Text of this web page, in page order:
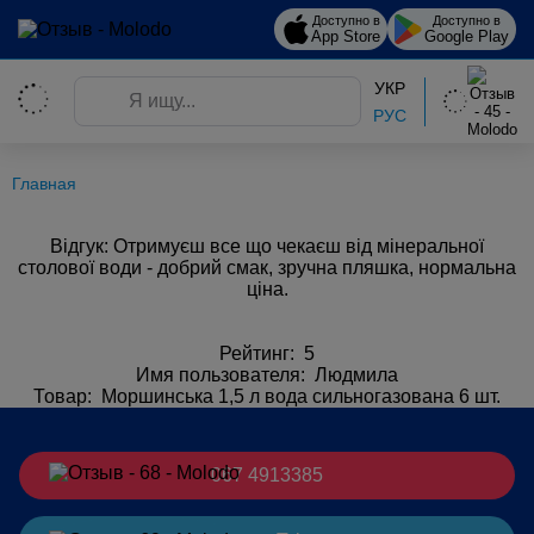
Доступно в
App Store
Доступно в
Google Play
УКР
РУС
Главная
Відгук: Отримуєш все що чекаєш від мінеральної
столової води - добрий смак, зручна пляшка, нормальна
ціна.
Рейтинг: 5
Имя пользователя: Людмила
Товар:
Моршинська 1,5 л вода сильногазована 6 шт.
067 4913385